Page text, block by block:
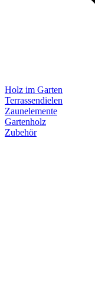
Holz im Garten
Terrassendielen
Zaunelemente
Gartenholz
Zubehör